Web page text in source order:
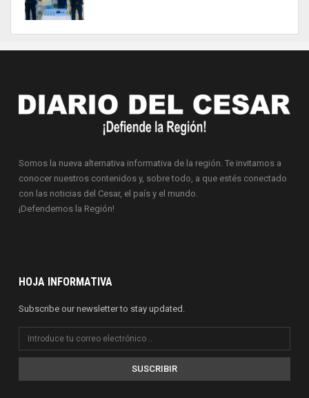
Somos la nueva alternativa informativa de la región. Te invitamos a
conocer nuestros contenidos y, sobre todo, a que estés conectado
con las noticias del Cesar, el país y el mundo.
¡Defendemos la Región!
HOJA INFORMATIVA
Subscribe our newsletter to stay updated.
SUSCRIBIR